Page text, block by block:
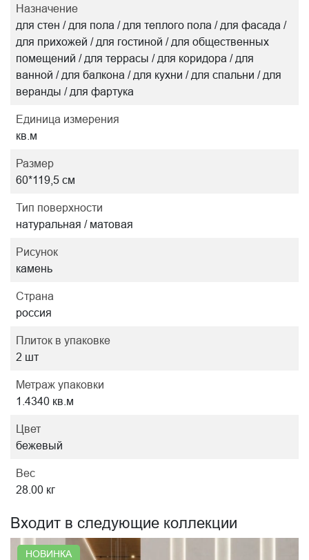
Назначение
для стен / для пола / для теплого пола / для фасада /
для прихожей / для гостиной / для общественных
помещений / для террасы / для коридора / для
ванной / для балкона / для кухни / для спальни / для
веранды / для фартука
Единица измерения
кв.м
Размер
60*119,5 см
Тип поверхности
натуральная / матовая
Рисунок
камень
Страна
россия
Плиток в упаковке
2 шт
Метраж упаковки
1.4340 кв.м
Цвет
бежевый
Вес
28.00 кг
Входит в следующие коллекции
НОВИНКА